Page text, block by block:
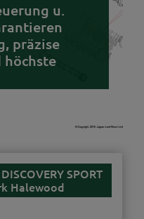
u.
präzise
höchste
SPORT
Halewood